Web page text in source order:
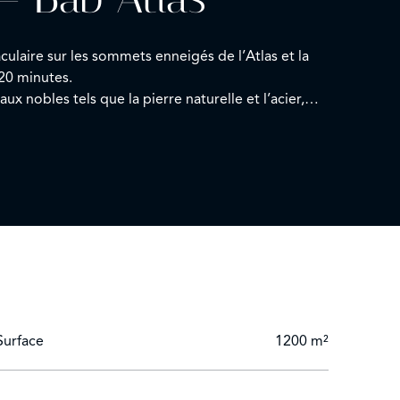
sur les sommets enneigés de l’Atlas et la
minutes.
nobles tels que la pierre naturelle et l’acier,
extérieur ouvert entouré de roses blanches et
1200 m²